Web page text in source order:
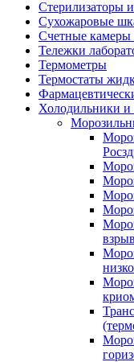
Стерилизаторы
Сухожаровые
Счетные камеры
Тележки
Термометры
Термостаты
Холодильники и